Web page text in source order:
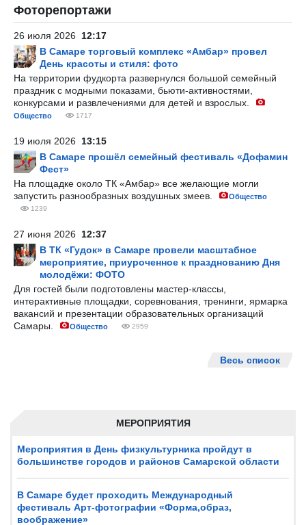
МЕРОПРИЯТИЯ
Мероприятия в День физкультурника пройдут в
большинстве городов и районов Самарской области
В Самаре будет проходить Международный
фестиваль Арт-фотографии «Форма,образ,
воображение»
Фоторепортажи
26 июля 2026 12:17
В Самаре торговый комплекс «Амбар» провел
День красоты и стиля: фото
На территории фудкорта развернулся большой семейный
праздник с модными показами, бьюти-активностями,
конкурсами и развлечениями для детей и взрослых.
Общество 1717
19 июля 2026 13:15
В Самаре прошёл семейный фестиваль «Дофамин
Фест»
На площадке около ТК «Амбар» все желающие могли
запустить разнообразных воздушных змеев.
Общество
1239
27 июня 2026 12:37
В ТК «Гудок» в Самаре провели масштабное
мероприятие, приуроченное к празднованию Дня
молодёжи: ФОТО
Для гостей были подготовлены мастер-классы,
интерактивные площадки, соревнования, тренинги, ярмарка
вакансий и презентации образовательных организаций
Самары.
Общество 2959
Весь список